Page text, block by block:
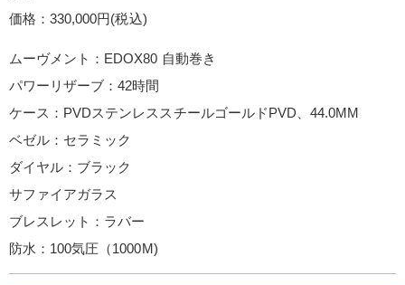
価格：330,000円(税込)
ムーヴメント：EDOX80 自動巻き
パワーリザーブ：42時間
ケース：PVDステンレススチールゴールドPVD、44.0MM
ベゼル：セラミック
ダイヤル：ブラック
サファイアガラス
ブレスレット：ラバー
防水：100気圧（1000M)